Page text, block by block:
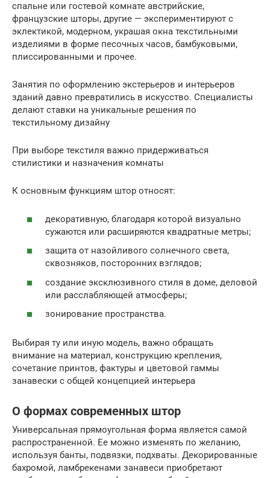
спальне или гостевой комнате австрийские,
французские шторы, другие — экспериментируют с
эклектикой, модерном, украшая окна текстильными
изделиями в форме песочных часов, бамбуковыми,
плиссированными и прочее.
Занятия по оформлению экстерьеров и интерьеров
зданий давно превратились в искусство. Специалисты
делают ставки на уникальные решения по
текстильному дизайну
При выборе текстиля важно придерживаться
стилистики и назначения комнаты
К основным функциям штор относят:
декоративную, благодаря которой визуально
сужаются или расширяются квадратные метры;
защита от назойливого солнечного света,
сквозняков, посторонних взглядов;
создание эксклюзивного стиля в доме, деловой
или расслабляющей атмосферы;
зонирование пространства.
Выбирая ту или иную модель, важно обращать
внимание на материал, конструкцию крепления,
сочетание принтов, фактуры и цветовой гаммы
занавески с общей концепцией интерьера
О формах современных штор
Универсальная прямоугольная форма является самой
распространенной. Ее можно изменять по желанию,
используя банты, подвязки, подхваты. Декорированные
бахромой, ламбрекенами занавеси приобретают